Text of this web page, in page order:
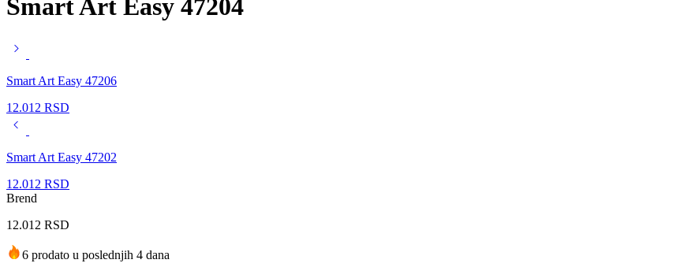
Smart Art Easy 47204
Smart Art Easy 47206
12.012 RSD
Smart Art Easy 47202
12.012 RSD
Brend
12.012 RSD
6 prodato u poslednjih 4 dana